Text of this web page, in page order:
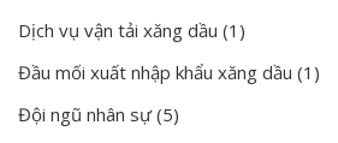
Dịch vụ vận tải xăng dầu (1)
Đầu mối xuất nhập khẩu xăng dầu (1)
Đội ngũ nhân sự(5)